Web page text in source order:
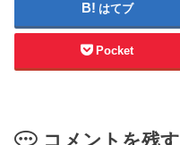
はてブ
Pocket